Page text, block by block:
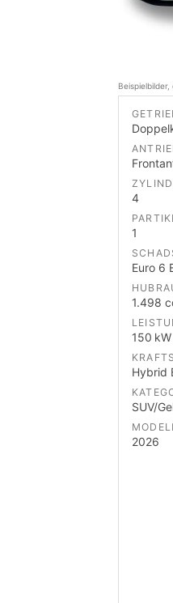
4
1
Euro 6
1.498
150
Hybrid
SUV/
2026